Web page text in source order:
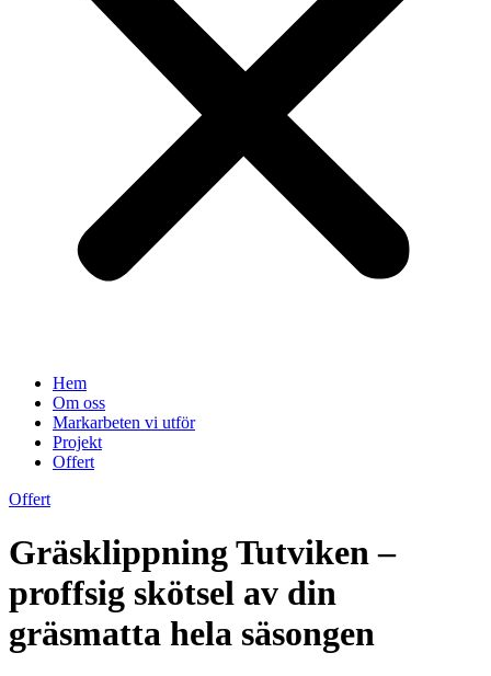
Hem
Om oss
Markarbeten vi utför
Projekt
Offert
Offert
Gräsklippning Tutviken –
proffsig skötsel av din
gräsmatta hela säsongen